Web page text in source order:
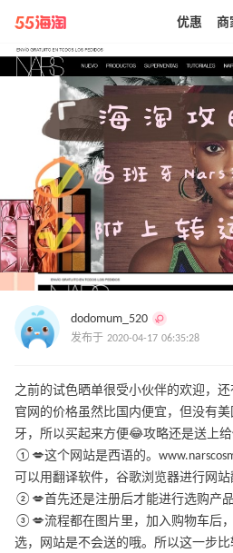
带你去官网买正品
优惠 商
dodomum_520
发布于 2020-04-17 06:35:28
之前的试色晒单很受小伙伴的欢迎，
官网的价格虽然比国内便宜，但没有
牙，所以买起来方便😂攻略还是送上给
①💋这个网站是西语的。
可以用翻译软件，谷歌浏览器进行网站
②💋首先还是注册后才能进行选购产品
③💋流程都在图片里，加入购物车后
选，网站是不会送的哦。所以这一步